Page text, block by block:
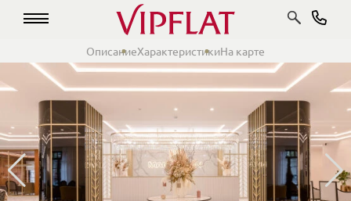
ОписаниеХарактеристикиНа карте